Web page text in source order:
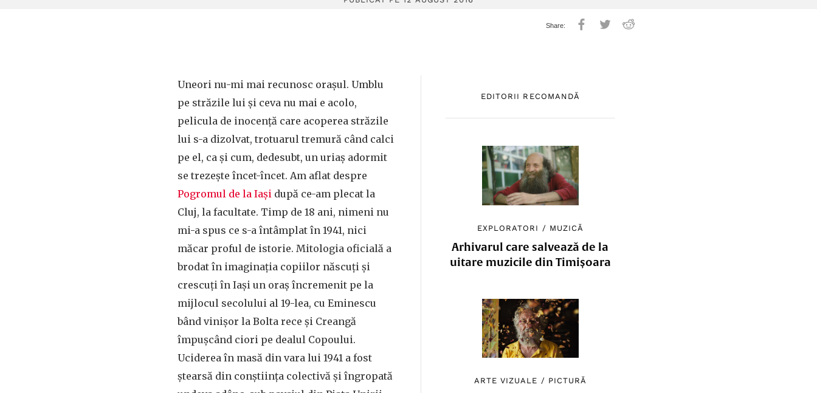
EDITORII RECOMANDĂ
EXPLORATORI / MUZICĂ
Arhivarul care salvează de la
uitare muzicile din Timișoara
ARTE VIZUALE / PICTURĂ
Uneori nu-mi mai recunosc orașul. Umblu
pe străzile lui și ceva nu mai e acolo,
pelicula de inocență care acoperea străzile
lui s-a dizolvat, trotuarul tremură când calci
pe el, ca și cum, dedesubt, un uriaș adormit
se trezește încet-încet. Am aflat despre
Pogromul de la Iași după ce-am plecat la
Cluj, la facultate. Timp de 18 ani, nimeni nu
mi-a spus ce s-a întâmplat în 1941, nici
măcar proful de istorie. Mitologia oficială a
brodat în imaginația copiilor născuți și
crescuți în Iași un oraș încremenit pe la
mijlocul secolului al 19-lea, cu Eminescu
bând vinișor la Bolta rece și Creangă
împușcând ciori pe dealul Copoului.
Uciderea în masă din vara lui 1941 a fost
ștearsă din conștiința colectivă și îngropată